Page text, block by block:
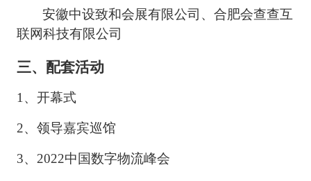
安徽中设致和会展有限公司、合肥会查查互
联网科技有限公司
三、配套活动
1 、 开幕式
2、领导嘉宾巡馆
3、2022中国数字物流峰会